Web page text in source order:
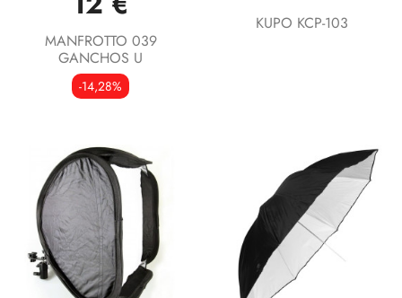
MANFROTTO 039
GANCHOS U
-14,28%
KUPO KCP-103